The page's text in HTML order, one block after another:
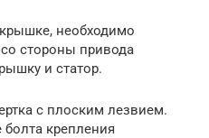
необходимо
стороны привода
и статор.
с плоским лезвием.
крепления